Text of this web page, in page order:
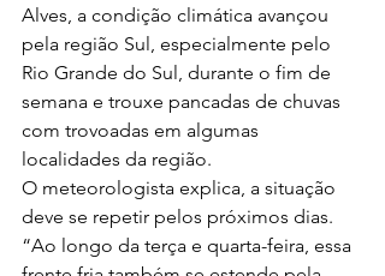
Alves, a condição climática avançou
pela região Sul, especialmente pelo
Rio Grande do Sul, durante o fim de
semana e trouxe pancadas de chuvas
com trovoadas em algumas
localidades da região.
O meteorologista explica, a situação
deve se repetir pelos próximos dias.
“Ao longo da terça e quarta-feira, essa